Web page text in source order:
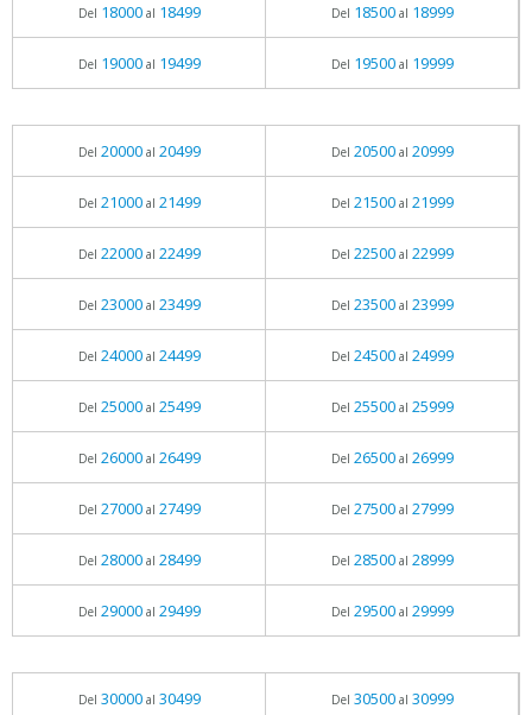
Del 18000al 18499 Del 18500al 18999
Del 19000al 19499 Del 19500al 19999
Del 20000al 20499 Del 20500al 20999
Del 21000al 21499 Del 21500al 21999
Del 22000al 22499 Del 22500al 22999
Del 23000al 23499 Del 23500al 23999
Del 24000al 24499 Del 24500al 24999
Del 25000al 25499 Del 25500al 25999
Del 26000al 26499 Del 26500al 26999
Del 27000al 27499 Del 27500al 27999
Del 28000al 28499 Del 28500al 28999
Del 29000al 29499 Del 29500al 29999
Del 30000al 30499 Del 30500al 30999